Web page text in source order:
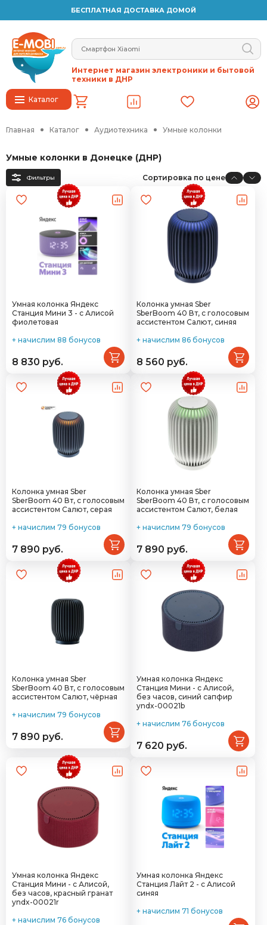
БЕСПЛАТНАЯ ДОСТАВКА ДОМОЙ
Каталог
Интернет магазин электроники и бытовой
техники в ДНР
Главная Каталог Аудиотехника Умные колонки
Умные колонки в Донецке (ДНР)
Фильтры Сортировка по цене
Умная колонка Яндекс
Станция Мини 3 - с Алисой
фиолетовая
+ начислим 88 бонусов
8 830 руб.
Колонка умная Sber
SberBoom 40 Вт, с голосовым
ассистентом Салют, синяя
+ начислим 86 бонусов
8 560 руб.
Колонка умная Sber
SberBoom 40 Вт, с голосовым
ассистентом Салют, серая
+ начислим 79 бонусов
7 890 руб.
Колонка умная Sber
SberBoom 40 Вт, с голосовым
ассистентом Салют, белая
+ начислим 79 бонусов
7 890 руб.
Колонка умная Sber
SberBoom 40 Вт, с голосовым
ассистентом Салют, чёрная
+ начислим 79 бонусов
7 890 руб.
Умная колонка Яндекс
Станция Мини - с Алисой,
без часов, синий сапфир
yndx-00021b
+ начислим 76 бонусов
7 620 руб.
Умная колонка Яндекс
Станция Мини - с Алисой,
без часов, красный гранат
yndx-00021r
+ начислим 76 бонусов
Умная колонка Яндекс
Станция Лайт 2 - с Алисой
синяя
+ начислим 71 бонусов